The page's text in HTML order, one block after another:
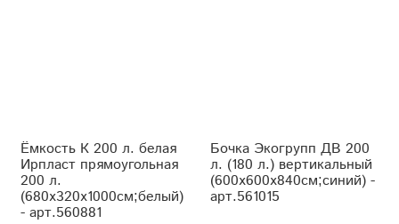
Ёмкость К 200 л. белая
Ирпласт прямоугольная
200 л.
(680x320x1000см;белый)
- арт.560881
Бочка Экогрупп ДВ 200
л. (180 л.) вертикальный
(600x600x840см;синий) -
арт.561015